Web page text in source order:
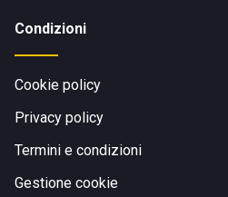
Condizioni
Cookie policy
Privacy policy
Termini e condizioni
Gestione cookie